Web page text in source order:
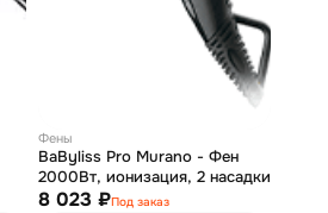
Фены
BaByliss Pro Murano - Фен
2000Вт, ионизация, 2 насадки
8 023 ₽Под заказ